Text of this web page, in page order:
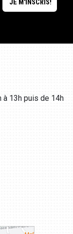
à 13h puis de 14h